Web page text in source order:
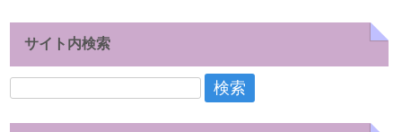
サイト内検索
検